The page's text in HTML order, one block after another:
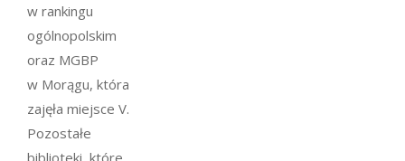
w rankingu
ogólnopolskim
oraz MGBP
w Morągu, która
zajęła miejsce V.
Pozostałe
biblioteki, które